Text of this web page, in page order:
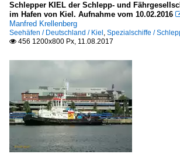
Schlepper KIEL der Schlepp- und
im Hafen von Kiel. Aufnahme vom 10.02.2016
Manfred Krellenberg
Seehäfen / Deutschland / Kiel , Spezialschiffe /
 456 1200x800 Px, 11.08.2017